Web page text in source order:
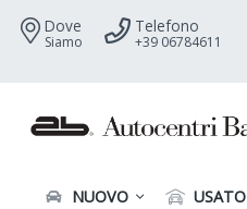
Dove
Siamo
Telefono
+39 06784611
NUOVO USATO